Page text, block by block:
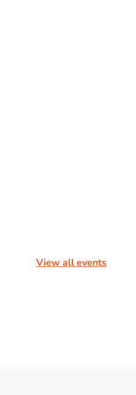
View all events